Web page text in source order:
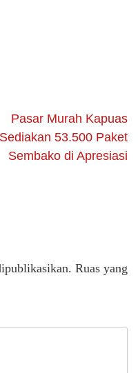
Pasar Murah Kapuas
Sediakan 53.500 Paket
Sembako di Apresiasi
Ruas yang